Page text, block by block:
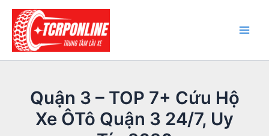
Nhảy
dung
Quận 3 – TOP 7+ Cứu Hộ
Xe ÔTô Quận 3 24/7, Uy